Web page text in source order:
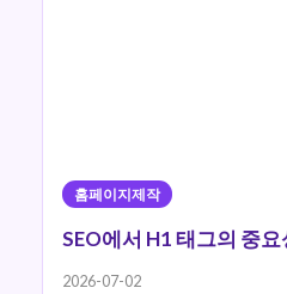
홈페이지제작
SEO에서 H1 태그의 중
2026-07-02